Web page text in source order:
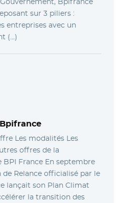
sur 3 piliers :
entreprises avec un
(…)
Les modalités Les
offres de la
France En septembre
Relance officialisé par le
lançait son Plan Climat
la transition des